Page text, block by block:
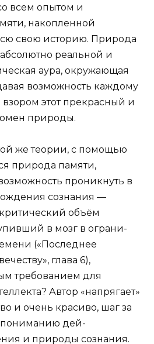
всем опытом и
накоплен­ной
свою историю. Природа
реаль­ной и
аура, окружающая
возможность каждому
взором этот прекрасный и
природы.
же теории, с помощью
природа памяти,
проникнуть в
сознания —
объём
в мозг в ограни­
(«Последнее
глава 6),
требованием для
Автор «напрягает»
и очень красиво, шаг за
пониманию дей­
и природы сознания.